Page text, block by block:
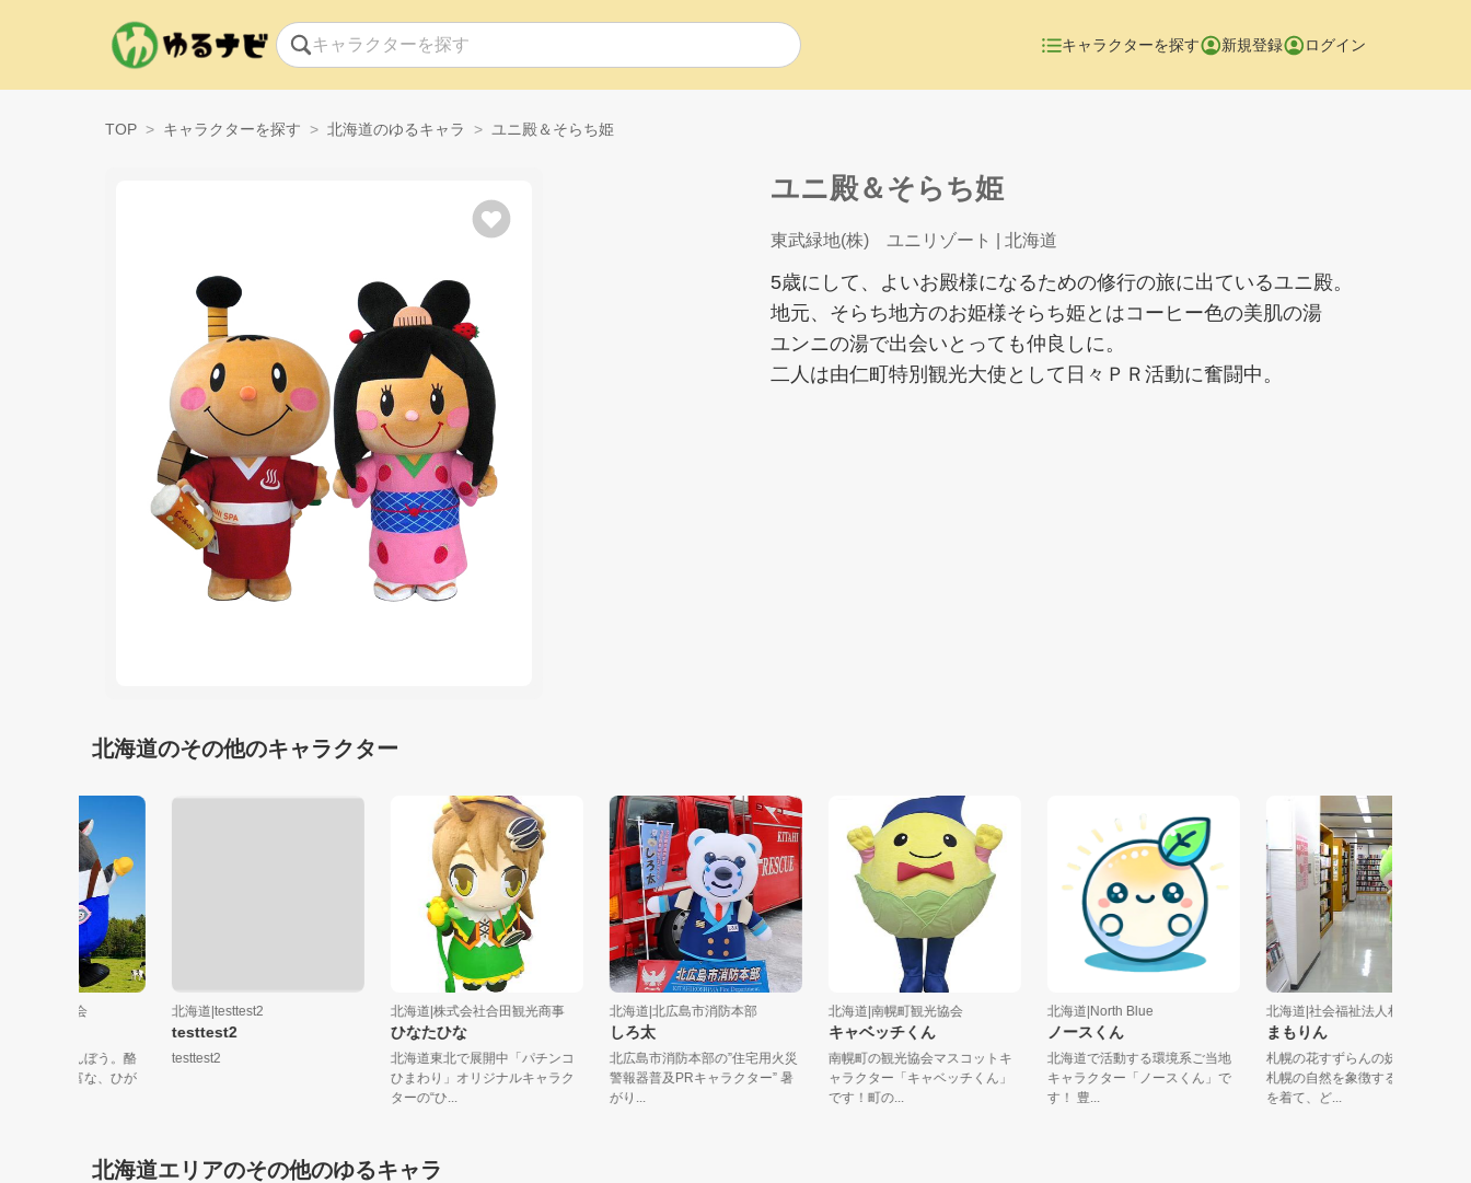
キャラクターを探す 新規登録 ログイン
TOP キャラクターを探す 北海道のゆるキャラ ユニ殿＆そらち姫
ユニ殿＆そらち姫
東武緑地(株) ユニリゾート | 北海道
5歳にして、よいお殿様になるための修行の旅に出ているユニ殿。
地元、そらち地方のお姫様そらち姫とはコーヒー色の美肌の湯
ユンニの湯で出会いとっても仲良しに。
二人は由仁町特別観光大使として日々ＰＲ活動に奮闘中。
北海道のその他のキャラクター
道|別海町観光協会
で漁師のくいしんぼう。酪
本一＆海の幸豊富な、ひが
北海道|testtest2
testtest2
testtest2
北海道|株式会社合田観光商事
ひなたひな
北海道東北で展開中「パチンコ
ひまわり」オリジナルキャラク
ターの“ひ...
北海道|北広島市消防本部
しろ太
北広島市消防本部の”住宅用火災
警報器普及PRキャラクター” 暑
がり...
北海道|南幌町観光協会
キャベッチくん
南幌町の観光協会マスコットキ
ャラクター「キャベッチくん」
です！町の...
北海道|North Blue
ノースくん
北海道で活動する環境系ご当地
キャラクター「ノースくん」で
す！ 豊...
北海道|社会福祉法人札幌市...
まもりん
札幌の花すずらんの妖精まも
札幌の自然を象徴する緑色の
を着て、ど...
北海道エリアのその他のゆるキャラ